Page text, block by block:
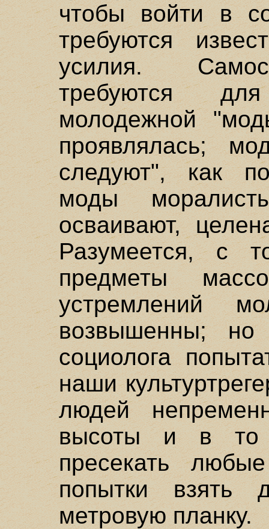
чтобы войти в
требуются
усилия.
требуются
молодежной
проявлялась;
следуют", как
моды
осваивают,
Разумеется, с
предметы
устремлений
возвышенны;
социолога
наши
людей
высоты и в то
пресекать
попытки взять
метровую планку.